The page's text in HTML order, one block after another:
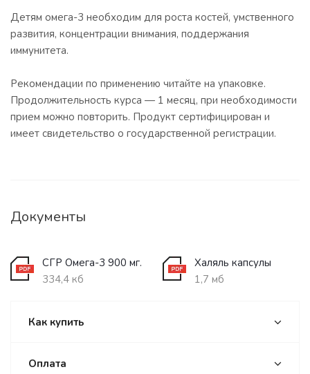
Детям омега-3 необходим для роста костей, умственного
развития, концентрации внимания, поддержания
иммунитета.
Рекомендации по применению читайте на упаковке.
Продолжительность курса — 1 месяц, при необходимости
прием можно повторить. Продукт сертифицирован и
имеет свидетельство о государственной регистрации.
Документы
СГР Омега-3 900 мг.
334,4 кб
Халяль капсулы
1,7 мб
Как купить
Оплата